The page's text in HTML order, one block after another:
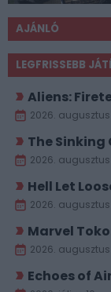
AJÁNLÓ
LEGFRISSEBB
Aliens:
2026. augusztus
The Sinking
2026. augusztus
Hell Let
2026. augusztus
Marvel
2026.
Echoes of